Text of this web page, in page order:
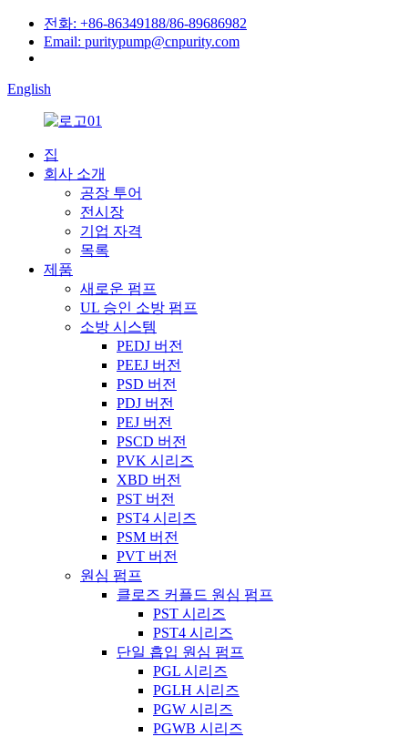
전화: +86-86349188/86-89686982
Email: puritypump@cnpurity.com
English
집
회사 소개
공장 투어
전시장
기업 자격
목록
제품
새로운 펌프
UL 승인 소방 펌프
소방 시스템
PEDJ 버전
PEEJ 버전
PSD 버전
PDJ 버전
PEJ 버전
PSCD 버전
PVK 시리즈
XBD 버전
PST 버전
PST4 시리즈
PSM 버전
PVT 버전
원심 펌프
클로즈 커플드 원심 펌프
PST 시리즈
PST4 시리즈
단일 흡입 원심 펌프
PGL 시리즈
PGLH 시리즈
PGW 시리즈
PGWB 시리즈